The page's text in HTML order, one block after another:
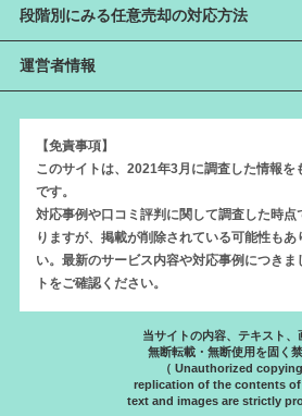
段階別にみる任意売却の対応方法
運営者情報
【免責事項】
このサイトは、2021年3月に調査した情報を
です。
対応事例や口コミ評判に関して調査した時
りますが、掲載が削除されている可能性もあ
い。最新のサービス内容や対応事例につきま
トをご確認ください。
当サイトの内容、テキスト、
無断転載・無断使用を固く
（ Unauthorized
replication of the contents
text and images are strictly